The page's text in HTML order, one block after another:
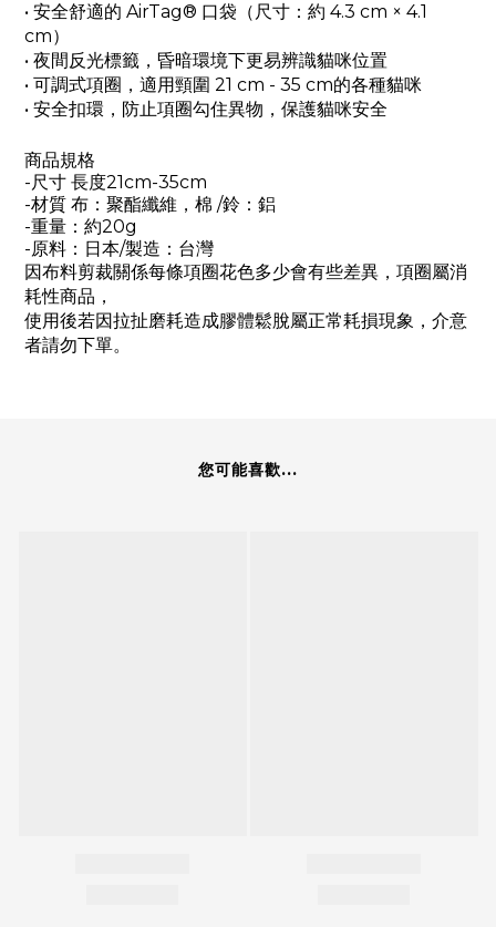
• 安全舒適的 AirTag® 口袋（尺寸：約 4.3 cm × 4.1
cm）
• 夜間反光標籤，昏暗環境下更易辨識貓咪位置
• 可調式項圈，適用頸圍 21 cm - 35 cm的各種貓咪
• 安全扣環，防止項圈勾住異物，保護貓咪安全
商品規格
-尺寸 長度21cm-35cm
-材質 布：聚酯纖維，棉 /鈴：鋁
-重量：約20g
-原料：日本/製造：台灣
因布料剪裁關係每條項圈花色多少會有些差異， 項圈屬消
耗性商品 ，
使用後若因拉扯磨耗造成膠體鬆脫屬正常耗損現象 ， 介意
者請勿下單。
您可能喜歡...